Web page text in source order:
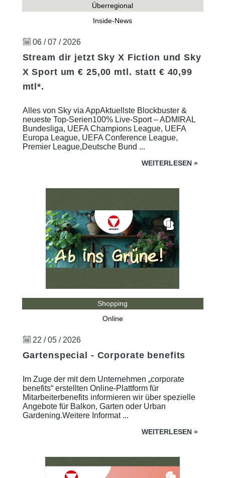
Überregional
Inside-News
06 / 07 / 2026
Stream dir jetzt Sky X Fiction und Sky
X Sport um € 25,00 mtl. statt € 40,99
mtl*.
Alles von Sky via AppAktuellste Blockbuster &
neueste Top-Serien100% Live-Sport – ADMIRAL
Bundesliga, UEFA Champions League, UEFA
Europa League, UEFA Conference League,
Premier League,Deutsche Bund ...
WEITERLESEN »
Shopping
Online
22 / 05 / 2026
Gartenspecial - Corporate benefits
Im Zuge der mit dem Unternehmen „corporate
benefits“ erstellten Online-Plattform für
Mitarbeiterbenefits informieren wir über spezielle
Angebote für Balkon, Garten oder Urban
Gardening.Weitere Informat ...
WEITERLESEN »